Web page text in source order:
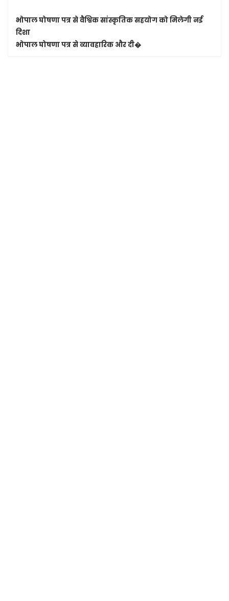
भोपाल घोषणा पत्र से वैश्विक सांस्कृतिक सहयोग को मिलेगी नई
दिशा
भोपाल घोषणा पत्र से व्यावहारिक और दी�